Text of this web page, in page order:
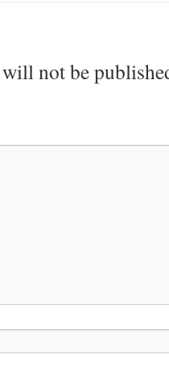
not be